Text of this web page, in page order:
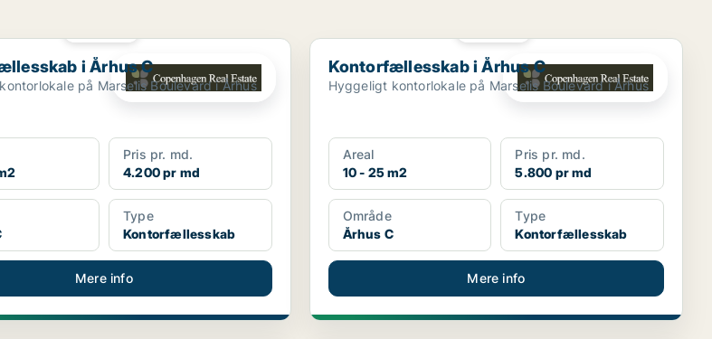
i Århus C
i Århus C
på Marselis Boulevard i Århus
Pris pr. md.
4.200 pr md
Type
Kontorfællesskab
Mere info
Kontorfællesskab i Århus C
Kontorfællesskab i Århus C
Hyggeligt kontorlokale på Marselis Boulevard i Århus
Areal
10 - 25 m2
Pris pr. md.
5.800 pr md
Område
Århus C
Type
Kontorfællesskab
Mere info